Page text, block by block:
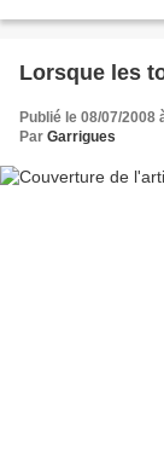
Lorsque les
Publié le 08/07/2008
Par Garrigues